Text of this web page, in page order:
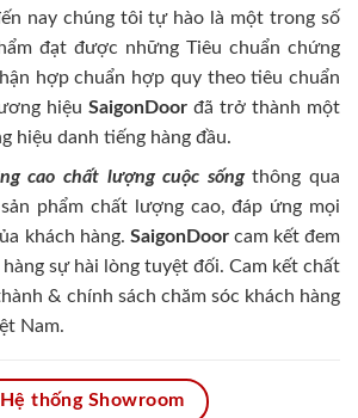
nay chúng tôi tự hào là một trong số
đạt được những Tiêu chuẩn chứng
hợp chuẩn hợp quy theo tiêu chuẩn
hiệu SaigonDoor đã trở thành một
hiệu danh tiếng hàng đầu.
cao chất lượng cuộc sốngthông qua
phẩm chất lượng cao, đáp ứng mọi
khách hàng. SaigonDoorcam kết đem
sự hài lòng tuyệt đối. Cam kết chất
& chính sách chăm sóc khách hàng
Nam.
Hệ thống Showroom